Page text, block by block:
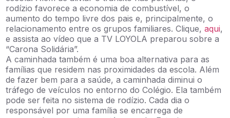
rodízio favorece a economia de combustível, o
aumento do tempo livre dos pais e, principalmente, o
relacionamento entre os grupos familiares. Clique,aqui,
e assista ao vídeo que a TV LOYOLA preparou sobre a
“Carona Solidária”.
A caminhada também é uma boa alternativa para as
famílias que residem nas proximidades da escola. Além
de fazer bem para a saúde, a caminhada diminui o
tráfego de veículos no entorno do Colégio. Ela também
pode ser feita no sistema de rodízio. Cada dia o
responsável por uma família se encarrega de